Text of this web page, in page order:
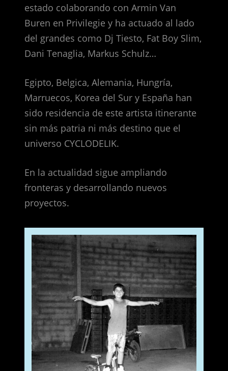
estado colaborando con Armin Van
Buren en Privilegie y ha actuado al lado
del grandes como Dj Tiesto, Fat Boy Slim,
Dani Tenaglia, Markus Schulz…
Egipto, Belgica, Alemania, Hungría,
Marruecos, Korea del Sur y España han
sido residencia de este artista itinerante
sin más patria ni más destino que el
universo CYCLODELIK.
En la actualidad sigue ampliando
fronteras y desarrollando nuevos
proyectos.